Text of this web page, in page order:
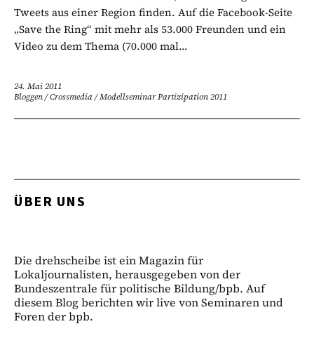
Tweets aus einer Region finden. Auf die Facebook-Seite
„Save the Ring“ mit mehr als 53.000 Freunden und ein
Video zu dem Thema (70.000 mal...
24. Mai 2011
Bloggen/Crossmedia/Modellseminar Partizipation 2011
ÜBER UNS
Die drehscheibe ist ein Magazin für
Lokaljournalisten, herausgegeben von der
Bundeszentrale für politische Bildung/bpb. Auf
diesem Blog berichten wir live von Seminaren und
Foren der bpb.